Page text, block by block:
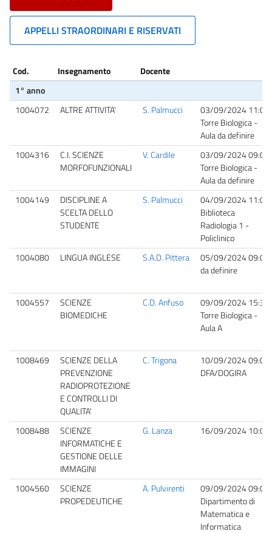
APPELLI STRAORDINARI E RISERVATI
Cod. Insegnamento
Docente
1° anno
1004072
ALTRE ATTIVITA' S. Palmucci
03/09/2024 11:00
Torre Biologica -
Aula da definire
1004316
C.I. SCIENZE
MORFOFUNZIONALI
V. Cardile
03/09/2024 09:00
Torre Biologica -
Aula da definire
1004149
DISCIPLINE A
SCELTA DELLO
STUDENTE
S. Palmucci
04/09/2024 11:00
Biblioteca
Radiologia 1 -
Policlinico
1004080
LINGUA INGLESE S.A.D. Pittera
05/09/2024 09:00
da definire
1004557
SCIENZE
BIOMEDICHE
C.D. Anfuso
09/09/2024 15:30
Torre Biologica -
Aula A
1008469
SCIENZE DELLA
PREVENZIONE
RADIOPROTEZIONE
E CONTROLLI DI
QUALITA'
C. Trigona
10/09/2024 09:00
DFA/DOGIRA
1008488
SCIENZE
INFORMATICHE E
GESTIONE DELLE
IMMAGINI
G. Lanza 16/09/2024 10:00
1004560
SCIENZE
PROPEDEUTICHE
A. Pulvirenti
09/09/2024 09:00
Dipartimento di
Matematica e
Informatica